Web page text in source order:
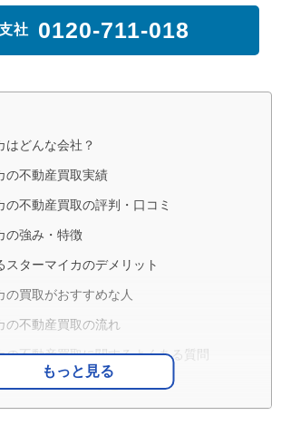
社 0120-711-018
はどんな会社？
の不動産買取実績
の不動産買取の評判・口コミ
の強み・特徴
スターマイカのデメリット
の買取がおすすめな人
の不動産買取の流れ
の不動産買取に関するよくある質問
の評判・口コミまとめ
もっと見る